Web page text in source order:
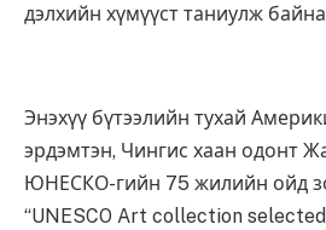
дэлхийн хүмүүст таниулж
Энэхүү бүтээлийн тухай
эрдэмтэн, Чингис хаан одонт
ЮНЕСКО-гийн 75 жилийн ойд
“UNESCO Art collection